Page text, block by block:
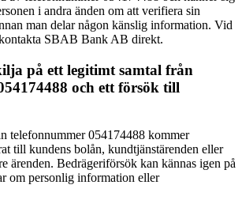
i andra änden om att verifiera sin
man delar någon känslig information. Vid
SBAB Bank AB direkt.
på ett legitimt samtal från
och ett försök till
telefonnummer 054174488 kommer
till kundens bolån, kundtjänstärenden eller
ärenden. Bedrägeriförsök kan kännas igen på
om personlig information eller